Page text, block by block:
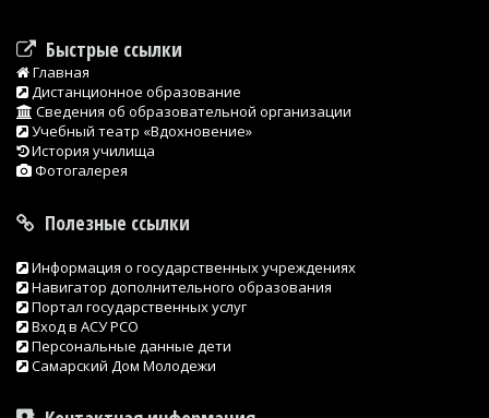
Быстрые ссылки
Главная
Дистанционное образование
Сведения об образовательной организации
Учебный театр «Вдохновение»
История училища
Фотогалерея
Полезные ссылки
Информация о государственных учреждениях
Навигатор дополнительного образования
Портал государственных услуг
Вход в АСУ РСО
Персональные данные дети
Самарский Дом Молодежи